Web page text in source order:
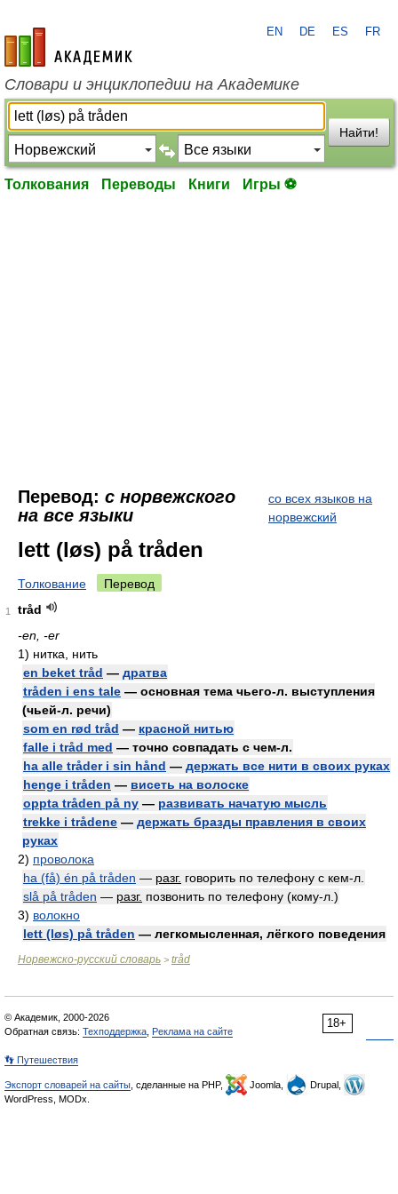
academic.ru
EN DE ES FR
Словари и энциклопедии на Академике
Найти!
Толкования Переводы Книги Игры ⚽
Перевод: с норвежского
на все языки
со всех языков на
норвежский
lett (løs) på tråden
Толкование Перевод
1
tråd
-en, -er
1) нитка, нить
en beket tråd — дратва
tråden i ens tale — основная тема чьего-л. выступления
(чьей-л. речи)
som en rød tråd — красной нитью
falle i tråd med — точно совпадать с чем-л.
ha alle tråder i sin hånd — держать все нити в своих руках
henge i tråden — висеть на волоске
oppta tråden på ny — развивать начатую мысль
trekke i trådene — держать бразды правления в своих
руках
2) проволока
ha (få) én på tråden — разг. говорить по телефону с кем-л.
slå på tråden — разг. позвонить по телефону (кому-л.)
3) волокно
lett (løs) på tråden — легкомысленная, лёгкого поведения
Норвежско-русский словарь > tråd
18+
© Академик, 2000-2026
Обратная связь: Техподдержка Реклама на сайте
👣 Путешествия
Экспорт словарей на сайты , сделанные на PHP, Joomla,
Drupal,
WordPress, MODx.